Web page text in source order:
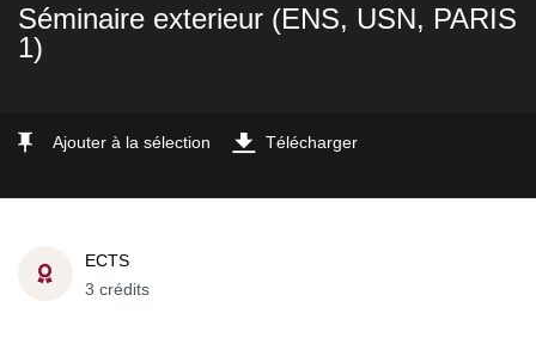
Séminaire exterieur (ENS, USN, PARIS
1)
Ajouter à la sélection Télécharger
ECTS
3 crédits